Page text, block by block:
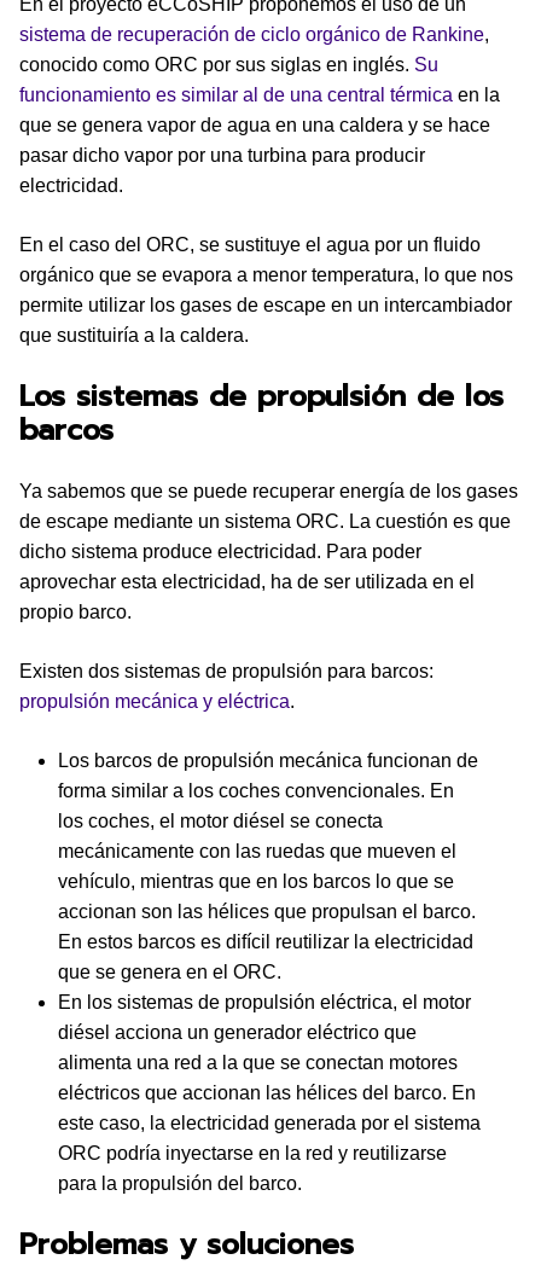
En el proyecto eCCoSHIP proponemos el uso de un
sistema de recuperación de ciclo orgánico de Rankine,
conocido como ORC por sus siglas en inglés. Su
funcionamiento es similar al de una central térmica en la
que se genera vapor de agua en una caldera y se hace
pasar dicho vapor por una turbina para producir
electricidad.
En el caso del ORC, se sustituye el agua por un fluido
orgánico que se evapora a menor temperatura, lo que nos
permite utilizar los gases de escape en un intercambiador
que sustituiría a la caldera.
Los sistemas de propulsión de los
barcos
Ya sabemos que se puede recuperar energía de los gases
de escape mediante un sistema ORC. La cuestión es que
dicho sistema produce electricidad. Para poder
aprovechar esta electricidad, ha de ser utilizada en el
propio barco.
Existen dos sistemas de propulsión para barcos:
propulsión mecánica y eléctrica.
Los barcos de propulsión mecánica funcionan de
forma similar a los coches convencionales. En
los coches, el motor diésel se conecta
mecánicamente con las ruedas que mueven el
vehículo, mientras que en los barcos lo que se
accionan son las hélices que propulsan el barco.
En estos barcos es difícil reutilizar la electricidad
que se genera en el ORC.
En los sistemas de propulsión eléctrica, el motor
diésel acciona un generador eléctrico que
alimenta una red a la que se conectan motores
eléctricos que accionan las hélices del barco. En
este caso, la electricidad generada por el sistema
ORC podría inyectarse en la red y reutilizarse
para la propulsión del barco.
Problemas y soluciones